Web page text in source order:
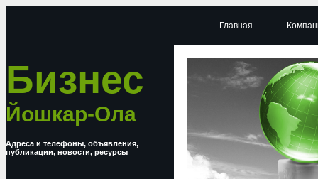
Бизнес
Йошкар-Ола
Адреса и телефоны, объявления,
публикации, новости, ресурсы
Главная